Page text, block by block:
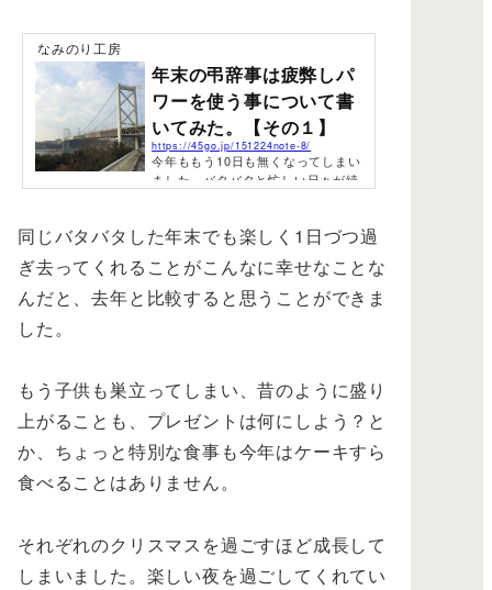
なみのり工房
年末の弔辞事は疲弊しパ
ワーを使う事について書
いてみた。【その１】
https://45go.jp/151224note-8/
今年ももう10日も無くなってしまい
ました。バタバタと忙しい日々が続
が亡くなりました。思い起こせば早
末の行事をこなし、新年を迎えよう
としていた家族に突然起こった不幸
について、1年経ったのでその時の心
すが、年末の弔辞事は非常に疲弊
し、パワーがいる出来事だったので
書き留めておこうと思いパワーがい
る点をいくつかまと...
同じバタバタした年末でも楽しく1日づつ過
ぎ去ってくれることがこんなに幸せなことな
んだと、去年と比較すると思うことができま
した。
もう子供も巣立ってしまい、昔のように盛り
上がることも、プレゼントは何にしよう？と
か、ちょっと特別な食事も今年はケーキすら
食べることはありません。
それぞれのクリスマスを過ごすほど成長して
しまいました。楽しい夜を過ごしてくれてい